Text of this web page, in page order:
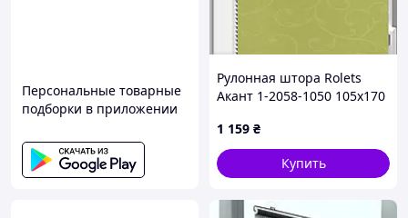
Персональные товарные
подборки в приложении
Рулонная штора Rolets
Акант 1-2058-1050 105x170
Оливковая
1 159 ₴
Купить